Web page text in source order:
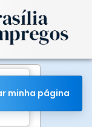
minha página